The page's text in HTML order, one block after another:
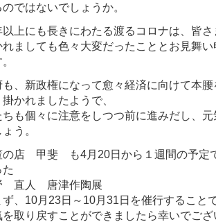
ではないでしょうか。
以上にも長きにわたる渡るコロナは、皆さ
れましても色々大変だったこととお見舞
も、新政権になって愈々経済に向けて本
かれましたようで、
ちも個々に注意をしつつ前に進みだし、
う。
の店 甲斐 も4月20日から１週間の予定
た
直人 唐津作陶展
ず、10月23日～10月31日を催行すること
を取り戻すことができましたら幸いでご